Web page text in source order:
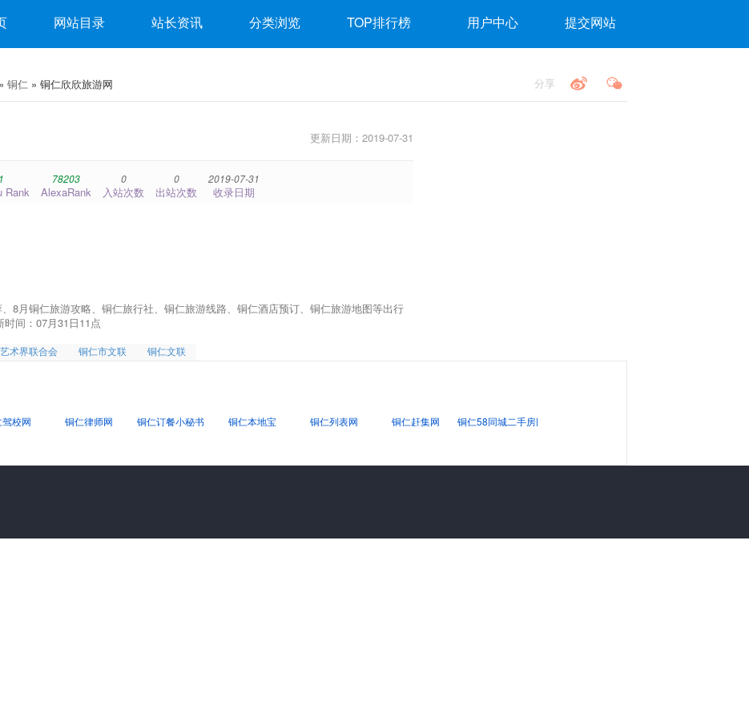
网站目录 站长资讯 分类浏览 TOP排行榜 用户中心 提交网站
分享
» 铜仁 » 铜仁欣欣旅游网
更新日期：2019-07-31
1
Rank
78203
AlexaRank
0
入站次数
0
出站次数
2019-07-31
收录日期
8月铜仁旅游攻略、铜仁旅行社、铜仁旅游线路、铜仁酒店预订、铜仁旅游地图等出行
间：07月31日11点
术界联合会 铜仁市文联 铜仁文联
校网 铜仁律师网 铜仁订餐小秘书 铜仁本地宝 铜仁列表网 铜仁赶集网
铜仁58同城二手房网